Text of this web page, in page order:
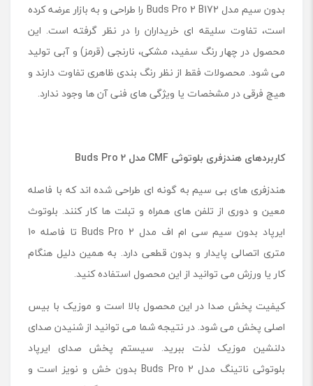
بدون سیم مدل Buds Pro 2 B172 را طراحی و به بازار عرضه کرده
است، تفاوت سلیقه ای خریداران را در نظر گرفته است. این
محصول در چهار رنگ سفید، مشکی، نارنجی (قرمز) و آبی تولید
می شود. محصولات فقط از نظر رنگ بندی ظاهری تفاوت دارند و
هیچ فرقی در مشخصات یا ویژگی های فنی آن ها وجود ندارد.
کاربردهای هندزفری بلوتوثی CMF مدل Buds Pro 2
هندزفری های بی سیم به گونه ای طراحی شده اند که با فاصله
معین و دوری از تلفن های همراه و تبلت ها کار کنند. بلوتوث
ایرپاد بدون سیم سی ام اف مدل Buds Pro 2 تا فاصله 10
متری اتصالی پایدار و بدون قطعی دارد. به همین دلیل هنگام
کار یا ورزش می توانید از این محصول استفاده کنید.
کیفیت پخش صدا در این محصول بالا است و موزیک با بیس
اصلی پخش می شود. در نتیجه شما می توانید از شنیدن صدای
دلنشین موزیک لذت ببرید. سیستم پخش صدای ایرپاد
بلوتوثی ناتینگ مدل Buds Pro 2 بدون خش و نویز است و